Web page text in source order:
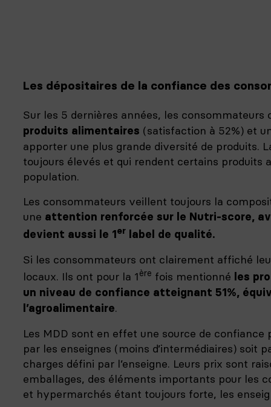
Les dépositaires de la confiance des
Sur les 5 dernières années, les
produits alimentaires (satisfaction à 52%) et
apporter une plus grande diversité de produits.
toujours élevés et qui rendent certains produits
population.
Les consommateurs veillent toujours la
une attention renforcée sur le Nutri-score,
devient aussi le 1er label de qualité.
Si les consommateurs ont clairement affiché
locaux. Ils ont pour la 1ère fois mentionné les
un niveau de confiance atteignant 51%,
l’agroalimentaire.
Les MDD sont en effet une source de
par les enseignes (moins d’intermédiaires) soit
charges défini par l’enseigne. Leurs prix sont
emballages, des éléments importants pour les
et hypermarchés étant toujours forte, les